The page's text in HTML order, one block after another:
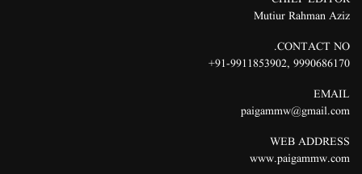
Mutiur Rahman Aziz
CONTACT NO.
9990686170
,
91-9911853902+
EMAIL
paigammw@gmail.com
WEB ADDRESS
www.paigammw.com